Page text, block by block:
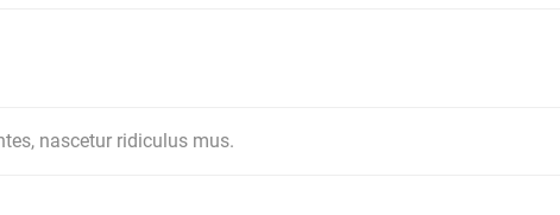
nascetur ridiculus mus.